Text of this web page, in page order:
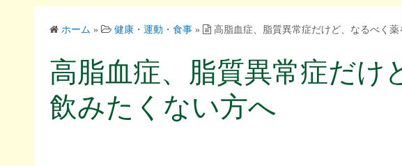
ホーム » 健康・運動・食事 » 高脂血症、脂質異常症だけど、なるべく
高脂血症、脂質異常症だけ
飲みたくない方へ